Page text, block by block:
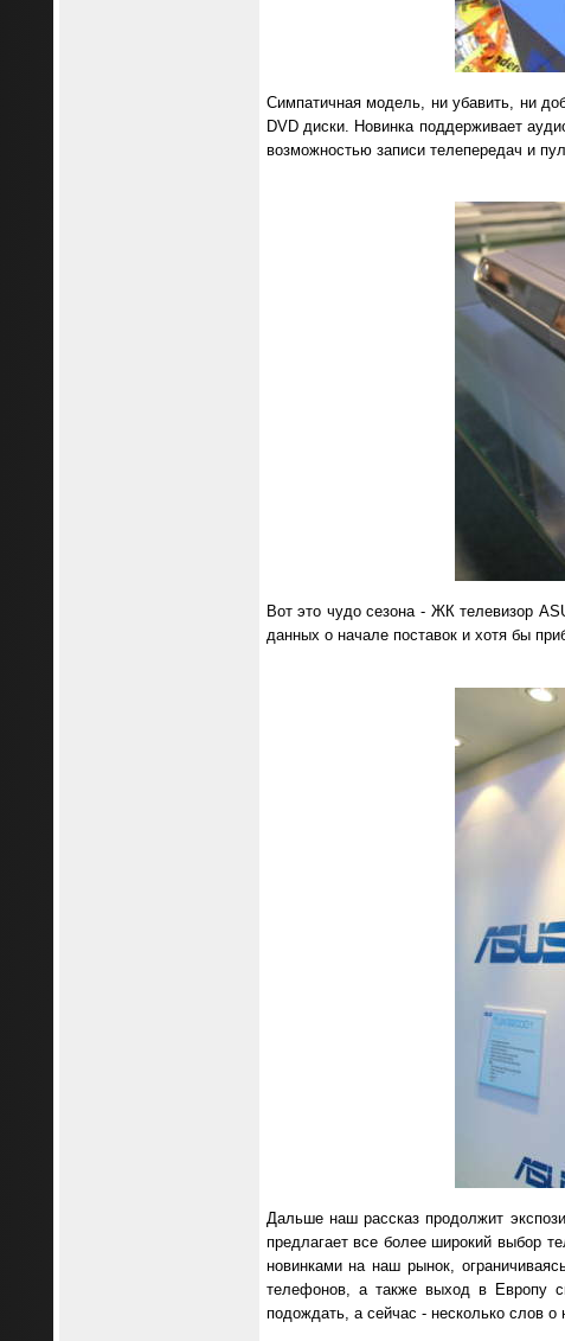
Симпатичная модель, ни убавить, ни
DVD диски. Новинка поддерживает
возможностью записи телепередач и
Вот это чудо сезона - ЖК телевизор
данных о начале поставок и хотя бы
Дальше наш рассказ продолжит
предлагает все более широкий выбор
новинками на наш рынок,
телефонов, а также выход в Европу
подождать, а сейчас - несколько слов о